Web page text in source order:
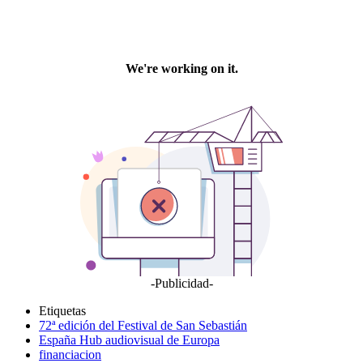
-Publicidad-
Etiquetas
72ª edición del Festival de San Sebastián
España Hub audiovisual de Europa
financiacion